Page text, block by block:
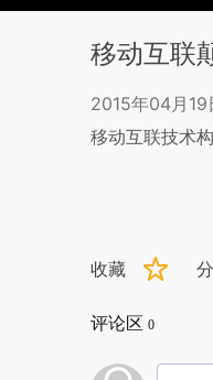
移动互联
2015年04月19
移动互联技术
收藏
评论区 0